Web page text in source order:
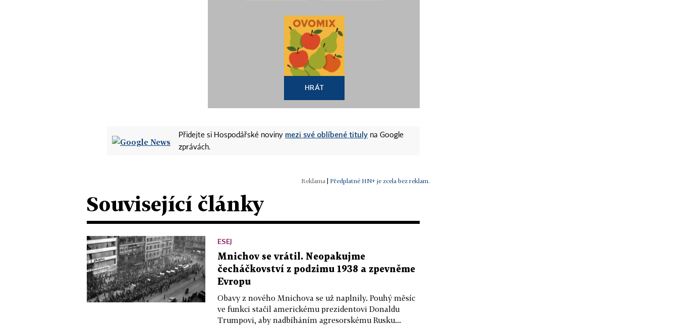
HRÁT
Přidejte si Hospodářské noviny mezi své oblíbené tituly na Google
zprávách.
| Předplatné HN+ je zcela bez reklam.
Související články
ESEJ
Mnichov se vrátil. Neopakujme
čecháčkovství z podzimu 1938 a zpevněme
Evropu
Obavy z nového Mnichova se už naplnily. Pouhý měsíc
ve funkci stačil americkému prezidentovi Donaldu
Trumpovi, aby nadbíháním agresorskému Rusku...